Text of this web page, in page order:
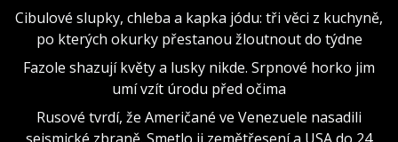
Cibulové slupky, chleba a kapka jódu: tři věci z kuchyně,
po kterých okurky přestanou žloutnout do týdne
Fazole shazují květy a lusky nikde. Srpnové horko jim
umí vzít úrodu před očima
Rusové tvrdí, že Američané ve Venezuele nasadili